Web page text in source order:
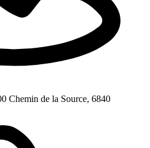
Chemin de la Source, 6840